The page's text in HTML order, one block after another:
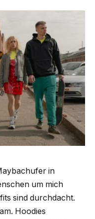
in
um mich
sind durchdacht.
Hoodies